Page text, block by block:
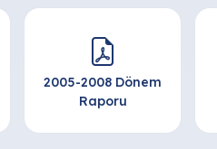
2005-2008 Dönem
Raporu